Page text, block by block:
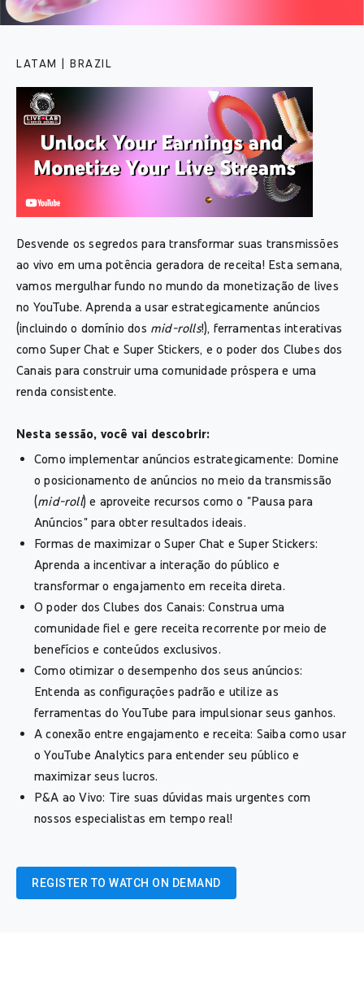
LATAM | BRAZIL
Desvende os segredos para transformar suas transmissões
ao vivo em uma potência geradora de receita! Esta semana,
vamos mergulhar fundo no mundo da monetização de lives
no YouTube. Aprenda a usar estrategicamente anúncios
(incluindo o domínio dos mid-rolls!), ferramentas interativas
como Super Chat e Super Stickers, e o poder dos Clubes dos
Canais para construir uma comunidade próspera e uma
renda consistente.
Nesta sessão, você vai descobrir:
Como implementar anúncios estrategicamente: Domine
o posicionamento de anúncios no meio da transmissão
(mid-roll) e aproveite recursos como o "Pausa para
Anúncios" para obter resultados ideais.
Formas de maximizar o Super Chat e Super Stickers:
Aprenda a incentivar a interação do público e
transformar o engajamento em receita direta.
O poder dos Clubes dos Canais: Construa uma
comunidade fiel e gere receita recorrente por meio de
benefícios e conteúdos exclusivos.
Como otimizar o desempenho dos seus anúncios:
Entenda as configurações padrão e utilize as
ferramentas do YouTube para impulsionar seus ganhos.
A conexão entre engajamento e receita: Saiba como usar
o YouTube Analytics para entender seu público e
maximizar seus lucros.
P&A ao Vivo: Tire suas dúvidas mais urgentes com
nossos especialistas em tempo real!
REGISTER TO WATCH ON DEMAND